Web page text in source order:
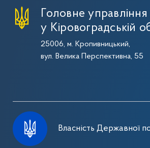
Головне
у Кіровоградській
25006, м. Кропивницький,
вул. Велика Перспективна, 55
Власність Державної